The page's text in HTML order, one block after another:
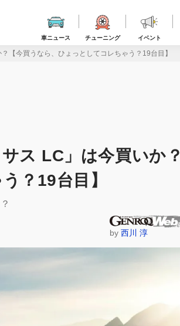
車ニュース チューニング イベント
【今買うなら、ひょっとしてコレちゃう？19台目】
ス LC」は今買いか？
？19台目】
by 西川 淳